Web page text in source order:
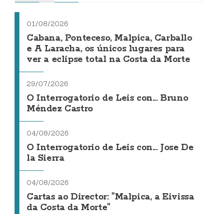
01/08/2026
Cabana, Ponteceso, Malpica, Carballo
e A Laracha, os únicos lugares para
ver a eclipse total na Costa da Morte
29/07/2026
O Interrogatorio de Leis con... Bruno
Méndez Castro
04/08/2026
O Interrogatorio de Leis con... Jose De
la Sierra
04/08/2026
Cartas ao Director: "Malpica, a Eivissa
da Costa da Morte"